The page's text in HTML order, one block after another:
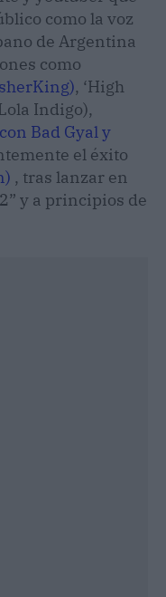
como la voz
de Argentina
como
, ‘High
Indigo),
Bad Gyal y
el éxito
, tras lanzar en
y a principios de